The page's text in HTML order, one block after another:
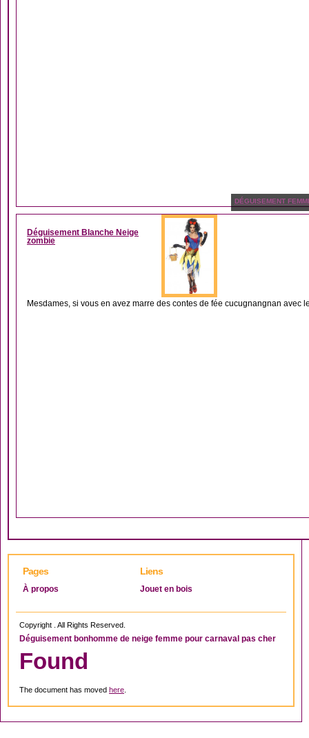
DÉGUISEMENT
Déguisement Blanche Neige
zombie
Mesdames, si vous en avez marre des contes de fée cucugnangnan avec
Pages
À propos
Liens
Jouet en bois
Copyright . All Rights Reserved.
Déguisement bonhomme de neige femme pour carnaval pas cher
Found
The document has moved here